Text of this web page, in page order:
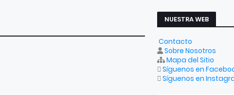
NUESTRA WEB
Contacto
Sobre Nosotros
Mapa del Sitio
Síguenos en
Síguenos en